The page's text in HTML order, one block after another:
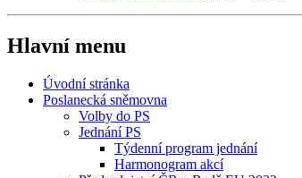
Hlavní menu
Úvodní stránka
Poslanecká sněmovna
Volby do PS
Jednání PS
Týdenní program jednání
Harmonogram akcí